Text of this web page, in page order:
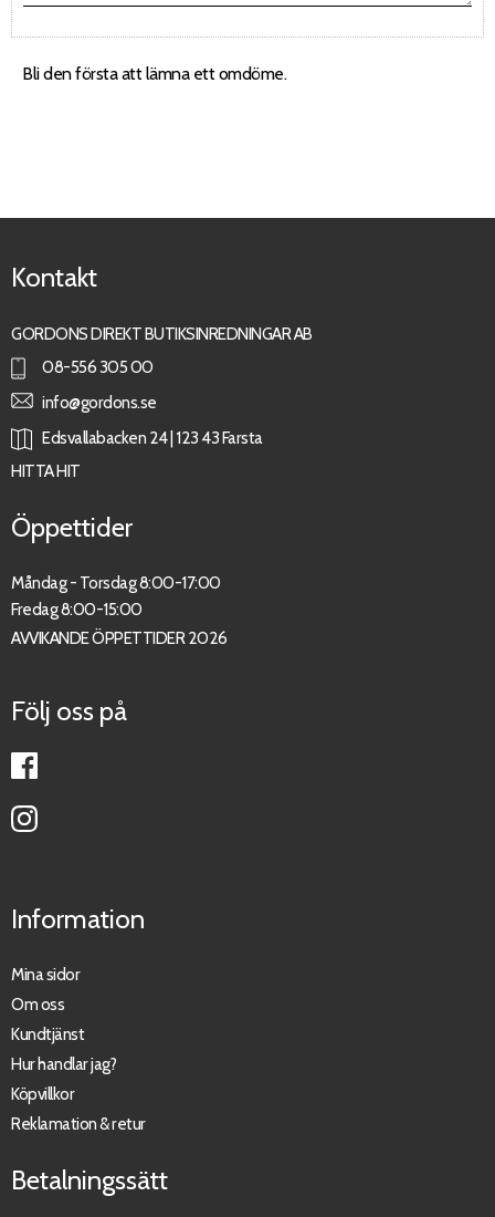
Bli den första att lämna ett omdöme.
Kontakt
GORDONS DIREKT BUTIKSINREDNINGAR AB
08-556 305 00
info@gordons.se
Edsvallabacken 24 | 123 43 Farsta
HITTA HIT
Öppettider
Måndag - Torsdag 8:00-17:00
Fredag 8:00-15:00
AVVIKANDE ÖPPETTIDER 2026
Följ oss på
Information
Mina sidor
Om oss
Kundtjänst
Hur handlar jag?
Köpvillkor
Reklamation & retur
Betalningssätt